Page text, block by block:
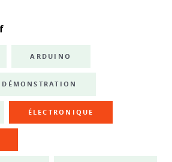
ARDUINO
DÉMONSTRATION
ÉLECTRONIQUE